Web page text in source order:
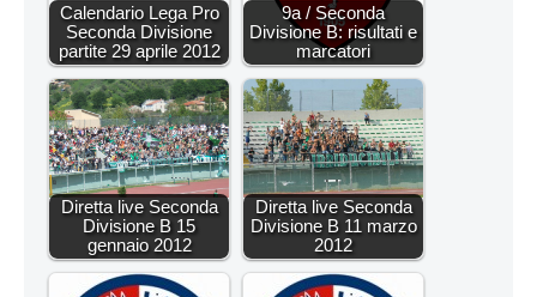
Calendario Lega Pro
Seconda Divisione
partite 29 aprile 2012
9a / Seconda
Divisione B: risultati e
marcatori
Diretta live Seconda
Divisione B 15
gennaio 2012
Diretta live Seconda
Divisione B 11 marzo
2012